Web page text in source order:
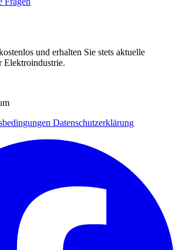
und erhalten Sie stets aktuelle
Elektroindustrie.
Datenschutzerklärung